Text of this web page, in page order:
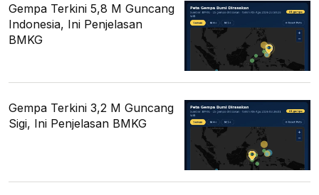
Gempa Terkini 5,8 M Guncang
Indonesia, Ini Penjelasan
BMKG
Gempa Terkini 3,2 M Guncang
Sigi, Ini Penjelasan BMKG